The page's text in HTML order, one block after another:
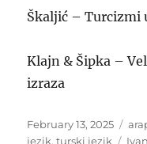
Škaljić – Turcizmi
Klajn & Šipka –
izraza
Posted
on
February 13, 2025
jezik,turski jezik